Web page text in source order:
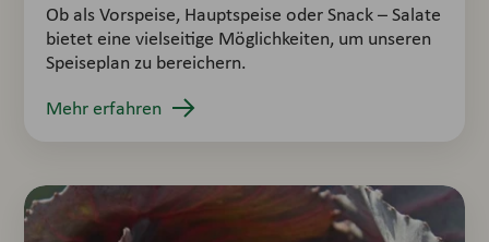
Ob als Vorspeise, Hauptspeise oder Snack – Salate
bietet eine vielseitige Möglichkeiten, um unseren
Speiseplan zu bereichern.
Mehr erfahren